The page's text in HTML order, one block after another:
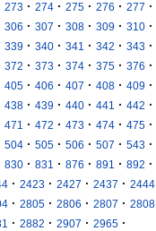
273 · 274 · 275 · 276 · 277 ·
306 · 307 · 308 · 309 · 310 ·
339 · 340 · 341 · 342 · 343 ·
372 · 373 · 374 · 375 · 376 ·
405 · 406 · 407 · 408 · 409 ·
438 · 439 · 440 · 441 · 442 ·
471 · 472 · 473 · 474 · 475 ·
504 · 505 · 506 · 507 · 543 ·
830 · 831 · 876 · 891 · 892 ·
· 2423 · 2427 · 2437 · 2444
· 2805 · 2806 · 2807 · 2808
· 2882 · 2907 · 2965 ·